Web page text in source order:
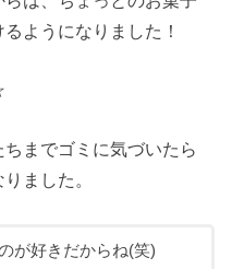
ようになりました！
までゴミに気づいたら
ました。
が好きだからね(笑)